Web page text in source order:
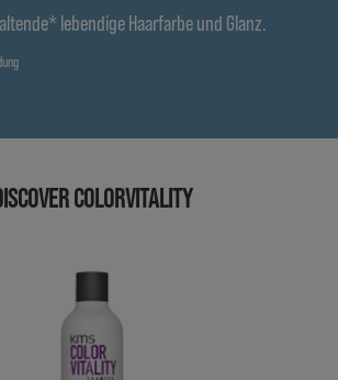
lebendige Haarfarbe und Glanz.
COLORVITALITY